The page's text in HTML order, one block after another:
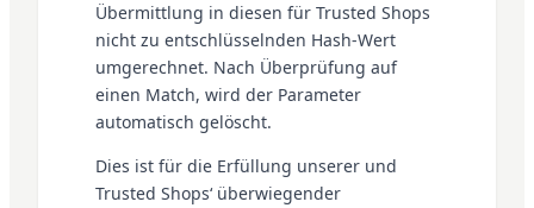
Übermittlung in diesen für Trusted Shops
nicht zu entschlüsselnden Hash-Wert
umgerechnet. Nach Überprüfung auf
einen Match, wird der Parameter
automatisch gelöscht.
Dies ist für die Erfüllung unserer und
Trusted Shops‘ überwiegender